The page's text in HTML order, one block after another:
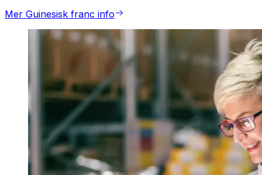
Mer Guinesisk franc info